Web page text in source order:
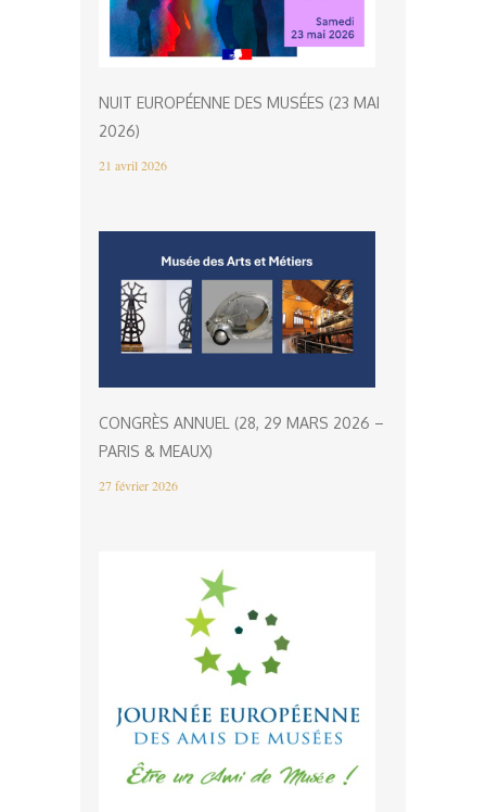
NUIT EUROPÉENNE DES MUSÉES (23 MAI
2026)
21 avril 2026
CONGRÈS ANNUEL (28, 29 MARS 2026 –
PARIS & MEAUX)
27 février 2026